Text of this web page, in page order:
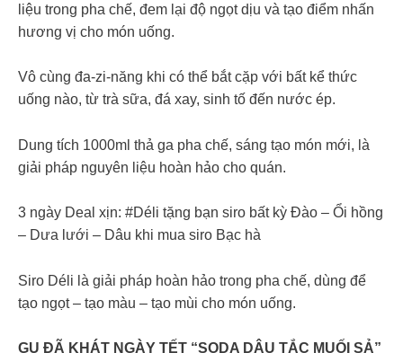
liệu trong pha chế, đem lại độ ngọt dịu và tạo điểm nhấn
hương vị cho món uống.
Vô cùng đa-zi-năng khi có thể bắt cặp với bất kể thức
uống nào, từ trà sữa, đá xay, sinh tố đến nước ép.
Dung tích 1000ml thả ga pha chế, sáng tạo món mới, là
giải pháp nguyên liệu hoàn hảo cho quán.
3 ngày Deal xịn: #Déli tặng bạn siro bất kỳ Đào – Ổi hồng
– Dưa lưới – Dâu khi mua siro Bạc hà
Siro Déli là giải pháp hoàn hảo trong pha chế, dùng để
tạo ngọt – tạo màu – tạo mùi cho món uống.
GU ĐÃ KHÁT NGÀY TẾT “SODA DÂU TẮC MUỐI SẢ”